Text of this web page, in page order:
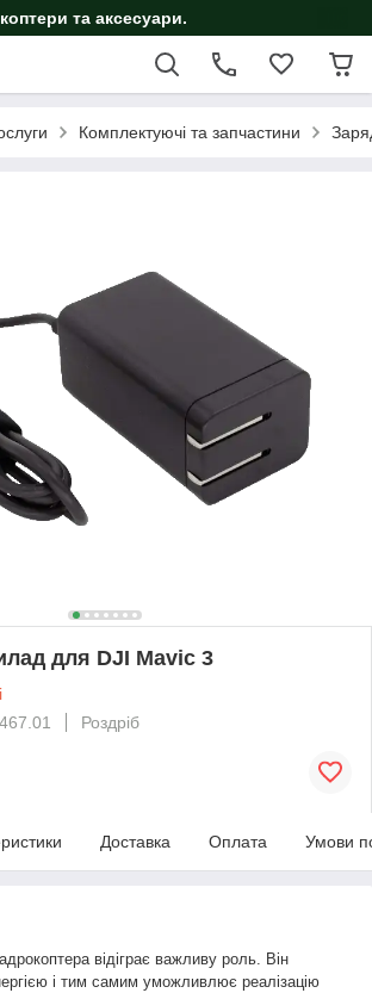
та аксесуари.
Комплектуючі та запчастини
для DJI Mavic 3
Роздріб
Доставка Оплата Умови
відіграє важливу роль. Він
і тим самим уможливлює реалізацію